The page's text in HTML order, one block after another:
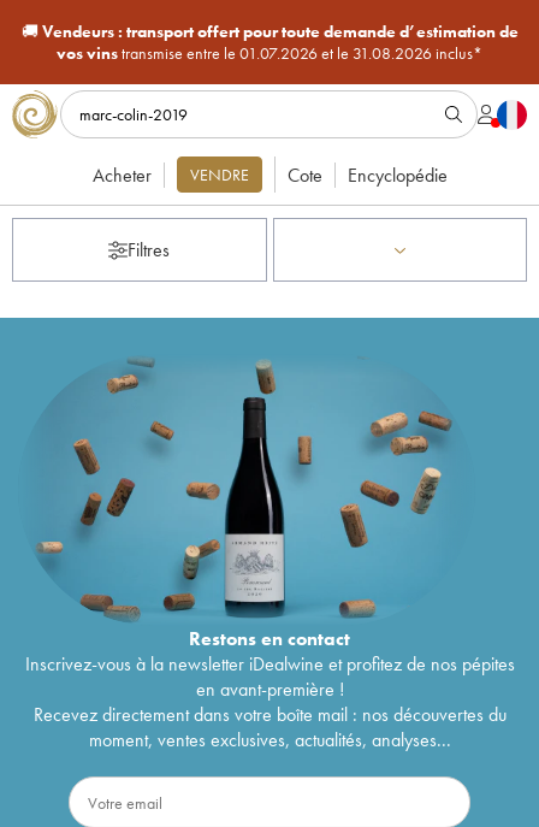
🚚Vendeurs : transport offert pour toute demande d’estimation de
vos vinstransmise entre le 01.07.2026 et le 31.08.2026 inclus*
Acheter VENDRE Cote Encyclopédie
Filtres
Restons encontact
Inscrivez-vous à la newsletter iDealwine et profitez de nos pépites
en avant-première !
Recevez directement dans votre boîte mail : nos découvertes du
moment, ventes exclusives, actualités, analyses...